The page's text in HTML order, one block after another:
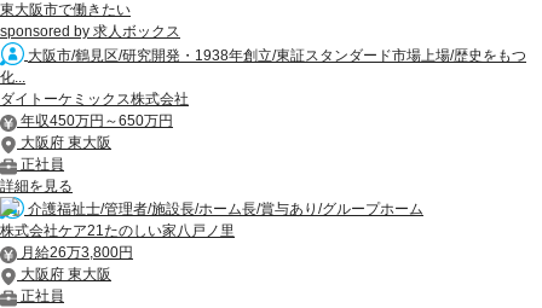
東大阪市で働きたい
sponsored by 求人ボックス
大阪市/鶴見区/研究開発・1938年創立/東証スタンダード市場上場/歴史をもつ
化...
ダイトーケミックス株式会社
年収450万円～650万円
大阪府 東大阪
正社員
詳細を見る
介護福祉士/管理者/施設長/ホーム長/賞与あり/グループホーム
株式会社ケア21たのしい家八戸ノ里
月給26万3,800円
大阪府 東大阪
正社員